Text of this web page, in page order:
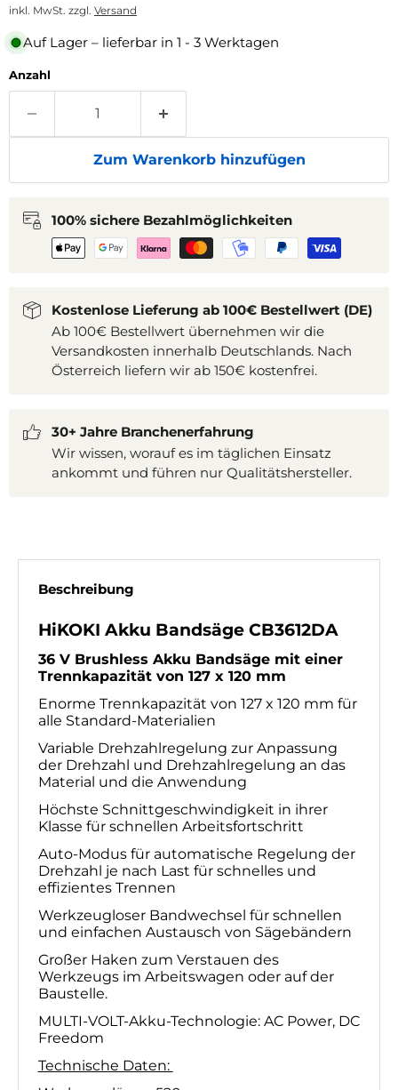
inkl. MwSt. zzgl. Versand
Auf Lager – lieferbar in 1 - 3 Werktagen
Anzahl
Zum Warenkorb hinzufügen
100% sichere Bezahlmöglichkeiten
Kostenlose Lieferung ab 100€ Bestellwert (DE)
Ab 100€ Bestellwert übernehmen wir die
Versandkosten innerhalb Deutschlands. Nach
Österreich liefern wir ab 150€ kostenfrei.
30+ Jahre Branchenerfahrung
Wir wissen, worauf es im täglichen Einsatz
ankommt und führen nur Qualitätshersteller.
Beschreibung
Produktbeschreibung
HiKOKI Akku Bandsäge CB3612DA
36 V Brushless Akku Bandsäge mit einer
Trennkapazität von 127 x 120 mm
Enorme Trennkapazität von 127 x 120 mm für
alle Standard-Materialien
Variable Drehzahlregelung zur Anpassung
der Drehzahl und Drehzahlregelung an das
Material und die Anwendung
Höchste Schnittgeschwindigkeit in ihrer
Klasse für schnellen Arbeitsfortschritt
Auto-Modus für automatische Regelung der
Drehzahl je nach Last für schnelles und
effizientes Trennen
Werkzeugloser Bandwechsel für schnellen
und einfachen Austausch von Sägebändern
Großer Haken zum Verstauen des
Werkzeugs im Arbeitswagen oder auf der
Baustelle.
MULTI-VOLT-Akku-Technologie: AC Power, DC
Freedom
Technische Daten: